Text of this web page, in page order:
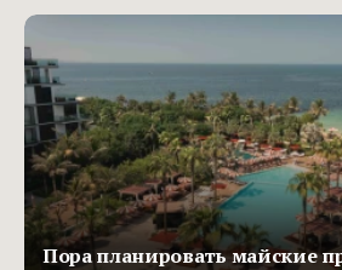
Пора планировать майские